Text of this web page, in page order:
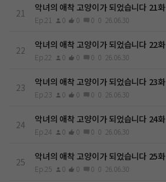
21 악녀의 애착 고양이가 되었습니다 21화
Ep.21 0 0 0 0 26.06.30
22 악녀의 애착 고양이가 되었습니다 22화
Ep.22 0 0 0 0 26.06.30
23 악녀의 애착 고양이가 되었습니다 23화
Ep.23 0 0 0 0 26.06.30
24 악녀의 애착 고양이가 되었습니다 24화
Ep.24 0 0 0 0 26.06.30
25 악녀의 애착 고양이가 되었습니다 25화
Ep.25 0 0 0 0 26.06.30